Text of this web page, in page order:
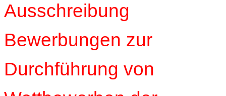
Ausschreibung
Bewerbungen zur
Durchführung von